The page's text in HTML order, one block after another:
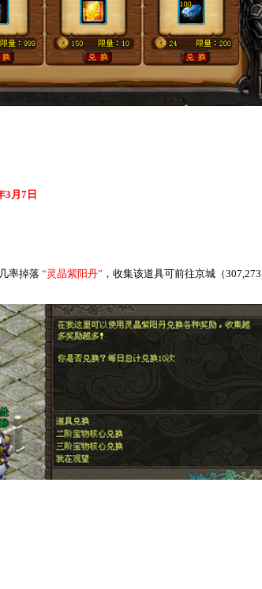
3月 7 日
率掉落 “灵晶紫阳丹” ，收集该道具可前往京城（307,273